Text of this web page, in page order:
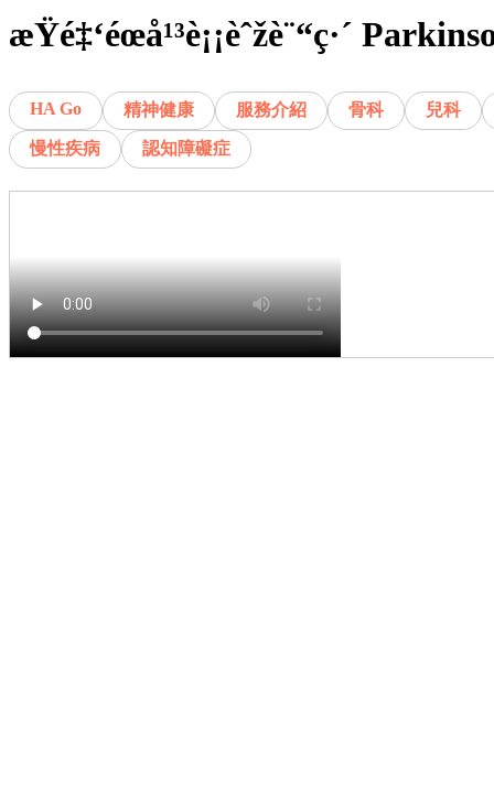
æŸé‡‘éœå¹³è¡¡èˆžè¨“ç·´
HA Go 精神健康 服務介紹 骨科 兒科
慢性疾病 認知障礙症